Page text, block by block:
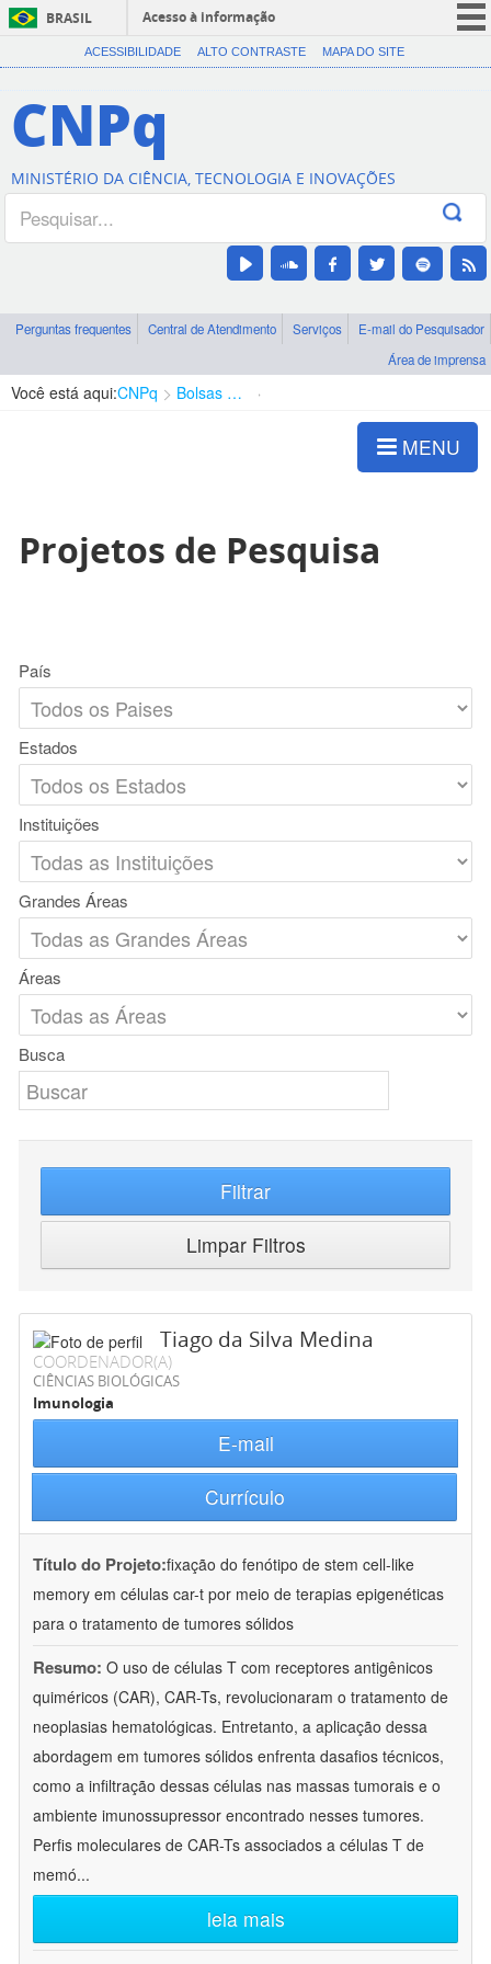
BRASIL
Acesso à informação
CORONAVÍRUS (COVID-19)
Canais
ACESSIBILIDADE ALTO CONTRASTE MAPA DO SITE
CNPq
MINISTÉRIO DA CIÊNCIA, TECNOLOGIA E INOVAÇÕES
Perguntas frequentes Central de Atendimento Serviços
E-mail do Pesquisador
Área de imprensa
Você está aqui:CNPq Bolsas e Auxílios Vigentes
MENU
Projetos de Pesquisa
País
Estados
Instituições
Grandes Áreas
Áreas
Busca
Filtrar
Limpar Filtros
Tiago da Silva Medina
COORDENADOR(A)
CIÊNCIAS BIOLÓGICAS
Imunologia
E-mail
Currículo
Título do Projeto:fixação do fenótipo de stem cell-like
memory em células car-t por meio de terapias epigenéticas
para o tratamento de tumores sólidos
Resumo: O uso de células T com receptores antigênicos
quiméricos (CAR), CAR-Ts, revolucionaram o tratamento de
neoplasias hematológicas. Entretanto, a aplicação dessa
abordagem em tumores sólidos enfrenta dasafios técnicos,
como a infiltração dessas células nas massas tumorais e o
ambiente imunossupressor encontrado nesses tumores.
Perfis moleculares de CAR-Ts associados a células T de
memó...
leia mais